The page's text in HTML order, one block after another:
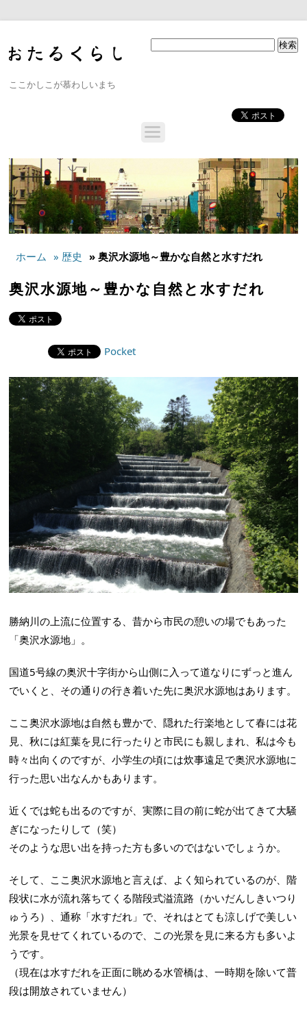
ここかしこが慕わしいまち
ホーム » 歴史 » 奥沢水源地～豊かな自然と水すだれ
奥沢水源地～豊かな自然と水すだれ
Pocket
勝納川の上流に位置する、昔から市民の憩いの場でもあった
「奥沢水源地」。
国道5号線の奥沢十字街から山側に入って道なりにずっと進ん
でいくと、その通りの行き着いた先に奥沢水源地はあります。
ここ奥沢水源地は自然も豊かで、隠れた行楽地として春には花
見、秋には紅葉を見に行ったりと市民にも親しまれ、私は今も
時々出向くのですが、小学生の頃には炊事遠足で奥沢水源地に
行った思い出なんかもあります。
近くでは蛇も出るのですが、実際に目の前に蛇が出てきて大騒
ぎになったりして（笑）
そのような思い出を持った方も多いのではないでしょうか。
そして、ここ奥沢水源地と言えば、よく知られているのが、階
段状に水が流れ落ちてくる階段式溢流路（かいだんしきいつり
ゅうろ）、通称「水すだれ」で、それはとても涼しげで美しい
光景を見せてくれているので、この光景を見に来る方も多いよ
うです。
（現在は水すだれを正面に眺める水管橋は、一時期を除いて普
段は開放されていません）